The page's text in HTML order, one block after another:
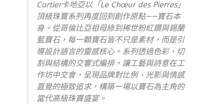
Cartier卡地亞以「Le Chœur des Pierres」
頂級珠寶系列再度回到創作原點——寶石本
身。從哥倫比亞祖母綠到稀世粉紅鑽與錫蘭
藍寶石，每一顆寶石皆不只是素材，而是引
導設計語言的靈感核心。系列透過色彩、切
割與結構的交響式編排，讓工藝與詩意在工
作坊中交會，呈現品牌對比例、光影與情感
直覺的極致追求，構築一場以寶石為主角的
當代高級珠寶盛宴。